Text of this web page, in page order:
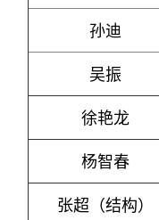
孙迪
吴振
徐艳龙
杨智春
张超 （结构）